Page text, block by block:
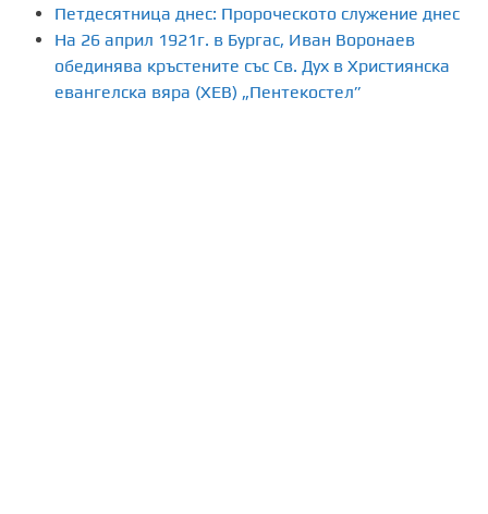
Петдесятница днес: Пророческото служение днес
На 26 април 1921г. в Бургас, Иван Воронаев
обединява кръстените със Св. Дух в Християнска
евангелска вяра (ХЕВ) „Пентекостел”